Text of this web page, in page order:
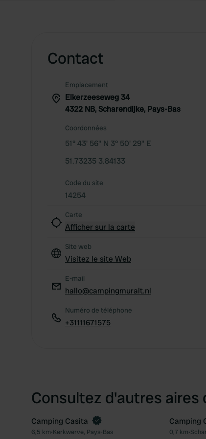
Contact
Emplacement
Elkerzeeseweg 34
4322 NB, Scharendijke, Pays-Bas
Coordonnées
51° 43' 56" N 3° 50' 29" E
51.73235 3.84133
Code du site
14254
Carte
Afficher sur la carte
Site web
Visitez le site Web
E-mail
hallo@campingmuralt.nl
Numéro de téléphone
+31111671575
Consultez d'autres aires
Préféré
Reserve maintenant
Camping Casita
6,5 km•Kerkwerve, Pays-Bas
Camping
0,7 km•